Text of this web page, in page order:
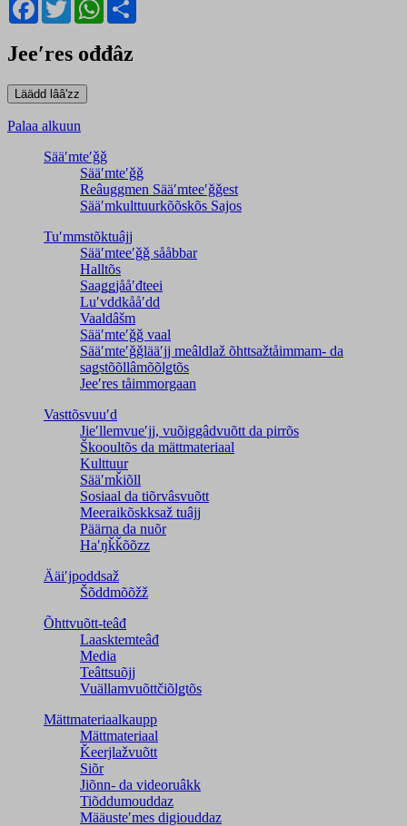
Jeeʹres ođđâz
Palaa alkuun
Sääʹmteʹǧǧ
Sääʹmteʹǧǧ
Reâuggmen Sääʹmteeʹǧǧest
Sääʹmkulttuurkõõskõs Sajos
Tuʹmmstõktuâjj
Sääʹmteeʹǧǧ sååbbar
Halltõs
Saaǥǥjååʹđteei
Luʹvddkååʹdd
Vaaldâšm
Sääʹmteʹǧǧ vaal
Sääʹmteʹǧǧlääʹjj meâldlaž õhttsažtåimmam- da
saǥstõõllâmõõlǥtõs
Jeeʹres tåimmorgaan
Vasttõsvuuʹd
Jieʹllemvueʹjj, vuõiggâdvuõtt da pirrõs
Škooultõs da mättmateriaal
Kulttuur
Sääʹmǩiõll
Sosiaal da tiõrvâsvuõtt
Meeraikõskksaž tuâjj
Päärna da nuõr
Haʹŋǩǩõõzz
Ääiʹjpoddsaž
Šõddmõõžž
Õhttvuõtt-teâđ
Laasktemteâđ
Media
Teâttsuõjj
Vuällamvuõttčiõlǥtõs
Mättmateriaalkaupp
Mättmateriaal
Ǩeerjlažvuõtt
Siõr
Jiõnn- da videoruâkk
Tiõddumouddaz
Määusteʹmes digiouddaz